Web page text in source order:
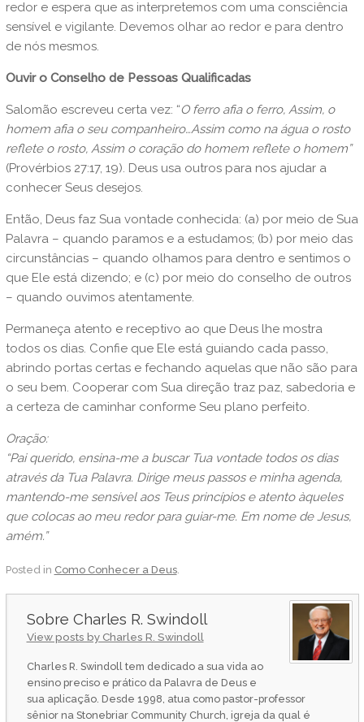
redor e espera que as interpretemos com uma consciência
sensível e vigilante. Devemos olhar ao redor e para dentro
de nós mesmos.
Ouvir o Conselho de Pessoas Qualificadas
Salomão escreveu certa vez: “O ferro afia o ferro, Assim, o
homem afia o seu companheiro…Assim como na água o rosto
reflete o rosto, Assim o coração do homem reflete o homem”
(Provérbios 27:17, 19). Deus usa outros para nos ajudar a
conhecer Seus desejos.
Então, Deus faz Sua vontade conhecida: (a) por meio de Sua
Palavra – quando paramos e a estudamos; (b) por meio das
circunstâncias – quando olhamos para dentro e sentimos o
que Ele está dizendo; e (c) por meio do conselho de outros
– quando ouvimos atentamente.
Permaneça atento e receptivo ao que Deus lhe mostra
todos os dias. Confie que Ele está guiando cada passo,
abrindo portas certas e fechando aquelas que não são para
o seu bem. Cooperar com Sua direção traz paz, sabedoria e
a certeza de caminhar conforme Seu plano perfeito.
Oração:
“Pai querido, ensina-me a buscar Tua vontade todos os dias
através da Tua Palavra. Dirige meus passos e minha agenda,
mantendo-me sensível aos Teus princípios e atento àqueles
que colocas ao meu redor para guiar-me. Em nome de Jesus,
amém.”
Posted in Como Conhecer a Deus.
Charles R. Swindoll
View posts by Charles R. Swindoll
Charles R. Swindoll tem dedicado a sua vida ao
ensino preciso e prático da Palavra de Deus e
sua aplicação. Desde 1998, atua como pastor-professor
sênior na Stonebriar Community Church, igreja da qual é